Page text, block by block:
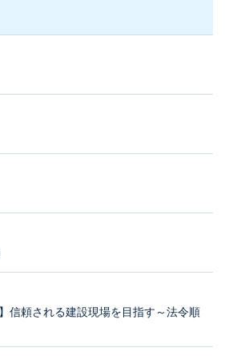
信頼される建設現場を目指す～法令順